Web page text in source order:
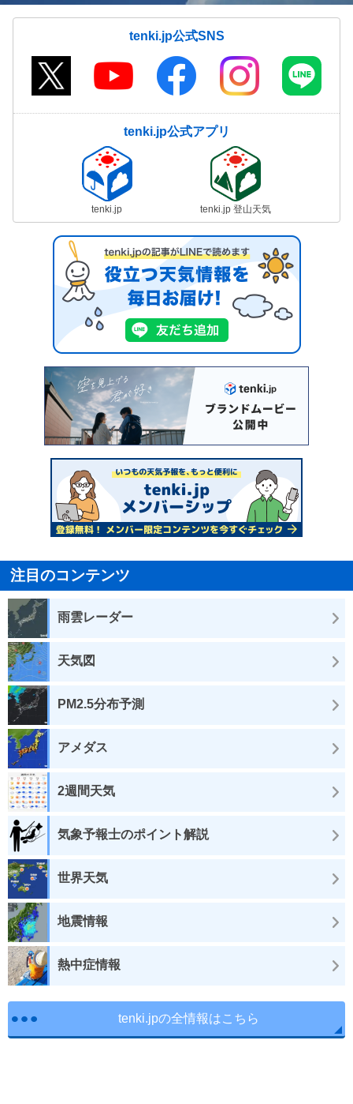
tenki.jp公式SNS
tenki.jp公式アプリ
tenki.jp tenki.jp 登山天気
注目のコンテンツ
雨雲レーダー
天気図
PM2.5分布予測
アメダス
2週間天気
気象予報士のポイント解説
世界天気
地震情報
熱中症情報
tenki.jpの全情報はこちら